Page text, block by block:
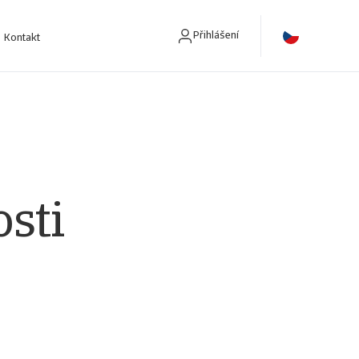
Kontakt Přihlášení